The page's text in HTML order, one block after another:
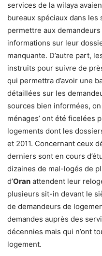
services de la wilaya
bureaux spéciaux dans
permettre aux
informations sur leur
manquante. D’autre part,
instruits pour suivre de
qui permettra d’avoir une
détaillées sur les
sources bien informées,
ménages’ ont été ficelées
logements dont les
et 2011. Concernant ceux
derniers sont en cours
dizaines de mal-logés de
d’Oran attendent leur
plusieurs sit-in devant le
de demandeurs de
demandes auprès des
décennies mais qui n’ont
logement.